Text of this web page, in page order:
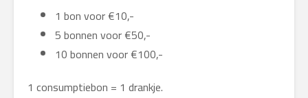
1 bon voor €10,-
5 bonnen voor €50,-
10 bonnen voor €100,-
1 consumptiebon = 1 drankje.